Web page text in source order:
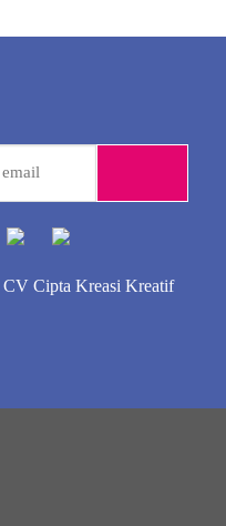
CV Cipta Kreasi Kreatif